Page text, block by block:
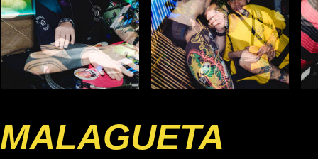
MALAGUETA